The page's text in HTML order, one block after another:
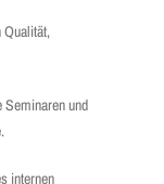
Qualität,
Seminaren und
internen